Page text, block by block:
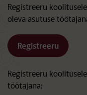
Registreeru
oleva asutuse
Registreeru
Registreeru
töötajana: